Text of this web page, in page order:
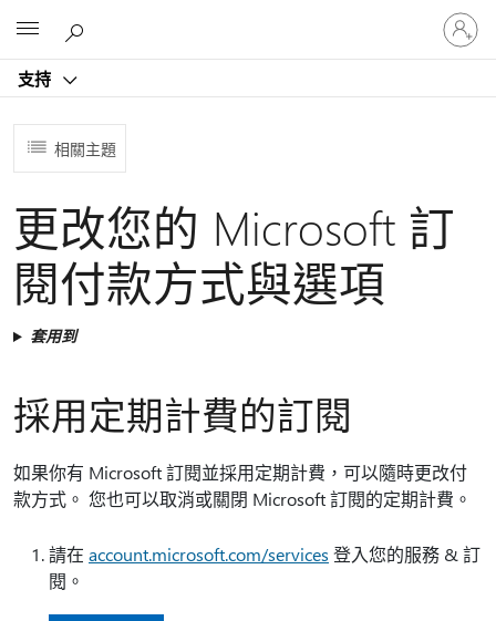
支持
登
入
您
相關主題
更改您的 Microsoft 訂
閱付款方式與選項
套用到
採用定期計費的訂閱
如果你有 Microsoft 訂閱並採用定期計費，可以隨時更改付
款方式。 您也可以取消或關閉 Microsoft 訂閱的定期計費。
請在 account.microsoft.com/services 登入您的服務 & 訂
閱。